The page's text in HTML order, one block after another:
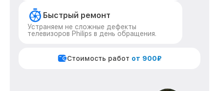
Быстрый ремонт
Устраняем не сложные дефекты
телевизоров Philips в день обращения.
Стоимость работ от 900₽